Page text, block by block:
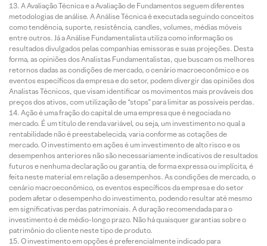
A Avaliação Técnica e a Avaliação de Fundamentos seguem diferentes
metodologias de análise. A Análise Técnica é executada seguindo conceitos
como tendência, suporte, resistência, candles, volumes, médias móveis
entre outros. Já a Análise Fundamentalista utiliza como informação os
resultados divulgados pelas companhias emissoras e suas projeções. Desta
forma, as opiniões dos Analistas Fundamentalistas, que buscam os melhores
retornos dadas as condições de mercado, o cenário macroeconômico e os
eventos específicos da empresa e do setor, podem divergir das opiniões dos
Analistas Técnicos, que visam identificar os movimentos mais prováveis dos
preços dos ativos, com utilização de “stops” para limitar as possíveis perdas.
Ação é uma fração do capital de uma empresa que é negociada no
mercado. É um título de renda variável, ou seja, um investimento no qual a
rentabilidade não é preestabelecida, varia conforme as cotações de
mercado. O investimento em ações é um investimento de alto risco e os
desempenhos anteriores não são necessariamente indicativos de resultados
futuros e nenhuma declaração ou garantia, de forma expressa ou implícita, é
feita neste material em relação a desempenhos. As condições de mercado, o
cenário macroeconômico, os eventos específicos da empresa e do setor
podem afetar o desempenho do investimento, podendo resultar até mesmo
em significativas perdas patrimoniais. A duração recomendada para o
investimento é de médio-longo prazo. Não há quaisquer garantias sobre o
patrimônio do cliente neste tipo de produto.
O investimento em opções é preferencialmente indicado para